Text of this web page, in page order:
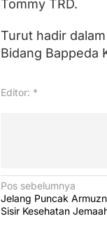
Tommy TRD.
Turut hadir
Bidang Bappeda
Editor: *
N
a
Pos sebelumnya
Jelang Puncak
Sisir Kesehatan